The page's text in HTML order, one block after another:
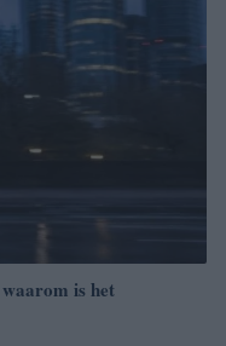
is het